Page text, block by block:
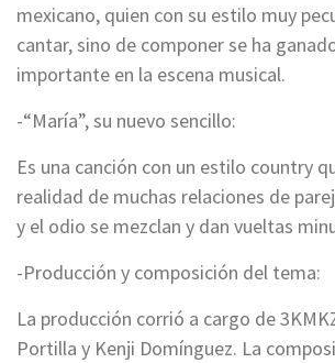
mexicano, quien con su estilo muy
cantar, sino de componer se ha
importante en la escena musical.
-“María”, su nuevo sencillo:
Es una canción con un estilo country
realidad de muchas relaciones de
y el odio se mezclan y dan vueltas
-Producción y composición del tema:
La producción corrió a cargo de
Portilla y Kenji Domínguez. La